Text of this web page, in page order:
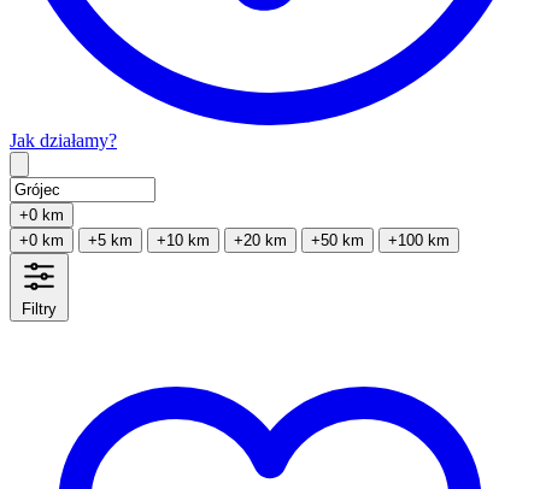
Jak działamy?
+0 km
+0 km
+5 km +10 km +20 km +50 km +100 km
Filtry